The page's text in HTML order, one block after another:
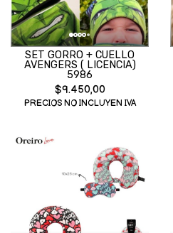
SET GORRO + CUELLO
AVENGERS ( LICENCIA)
5986
$9.450,00
PRECIOS NO INCLUYEN IVA